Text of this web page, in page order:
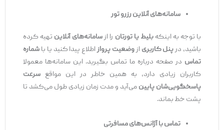
سامانه‌های آنلاین رزرو تور
با توجه به اینکهبلیط یا تورتانرا از سامانه‌های آنلاینتهیه کرده
باشید، درپنل کاربریاز وضعیت پروازاطلاع پیدا کنید یا با شماره
تماسدر صفحه درباره ما تماس بگیرید. این سامانه‌ها معمولا
کاربران زیادی دارد، به همین خاطر در این مواقعسرعت
پاسخگویی‌شان پایینمی‌آید و مدت زمان زیادی طول می‌کشد تا
پشت خط بماند.
تماس با آژانس‌های مسافرتی